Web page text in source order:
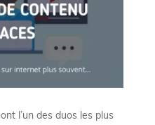
l’un des duos les plus